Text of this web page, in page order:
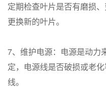
定期检查叶片是否有磨损
更换新的叶片。
7、维护电源：电源是动力
定，电源线是否破损或老
线。